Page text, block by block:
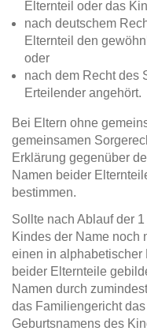
Elternteil oder das
nach deutschem
Elternteil den
oder
nach dem Recht des
Erteilender angehört.
Bei Eltern ohne
gemeinsamen
Erklärung gegenüber
Namen beider
bestimmen.
Sollte nach Ablauf der
Kindes der Name noch
einen in alphabetischer
beider Elternteile
Namen durch
das Familiengericht
Geburtsnamens des